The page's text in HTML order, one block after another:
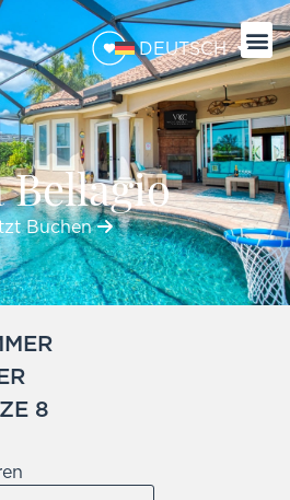
DEUTSCH
Bellagio
Buchen
8